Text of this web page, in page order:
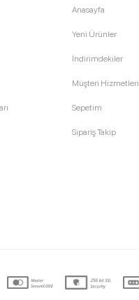
Anasayfa
Yeni Ürünler
İndirimdekiler
Müşteri Hizmetleri
Sepetim
Sipariş Takip